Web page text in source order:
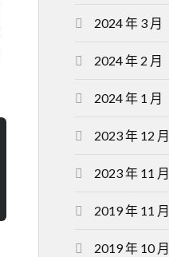
2024 年 3 月
2024 年 2 月
2024 年 1 月
2023 年 12 月
2023 年 11 月
2019 年 11 月
2019 年 10 月